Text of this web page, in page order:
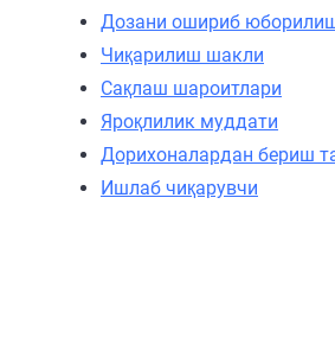
Дозани ошириб
Чиқарилиш шакли
Сақлаш шароитлари
Яроқлилик муддати
Дорихоналардан бериш
Ишлаб чиқарувчи